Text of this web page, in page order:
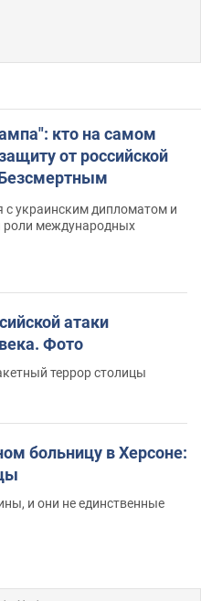
кто на самом
от российской
с украинским дипломатом и
роли международных
атаки
Фото
террор столицы
больницу в Херсоне:
и они не единственные